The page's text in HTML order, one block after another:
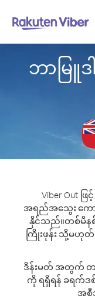
ဘာမြူဒ
Viber Out
အရည်အသွေး ကော
နိုင်သည်။တစ်မိနစ်
ကြိုးဖုန်း သို့မဟု
ဒိန်းမတ် အတွက် တစ်
ကို ရရှိရန် ခရက်ဒ
အစီ